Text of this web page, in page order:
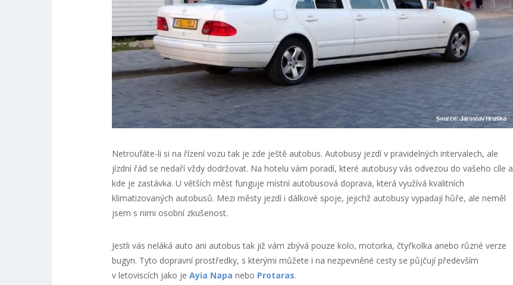
Netroufáte-li si na řízení vozu tak je zde ještě autobus. Autobusy jezdí v pravidelných intervalech, ale
jízdní řád se nedaří vždy dodržovat. Na hotelu vám poradí, které autobusy vás odvezou do vašeho cíle a
kde je zastávka. U větších měst funguje místní autobusová doprava, která využívá kvalitních
klimatizovaných autobusů. Mezi městy jezdí i dálkové spoje, jejichž autobusy vypadají hůře, ale neměl
jsem s nimi osobní zkušenost.
Jestli vás neláká auto ani autobus tak již vám zbývá pouze kolo, motorka, čtyřkolka anebo různé verze
bugyn. Tyto dopravní prostředky, s kterými můžete i na nezpevněné cesty se půjčují především
v letoviscích jako je Ayia Napa nebo Protaras.